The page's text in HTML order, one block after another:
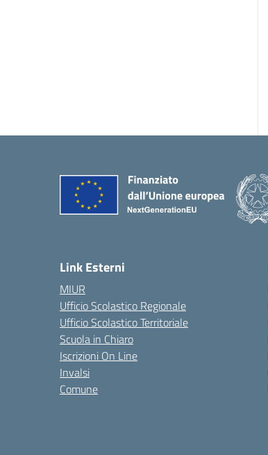
Link Esterni
MIUR
Ufficio Scolastico Regionale
Ufficio Scolastico Territoriale
Scuola in Chiaro
Iscrizioni On Line
Invalsi
Comune